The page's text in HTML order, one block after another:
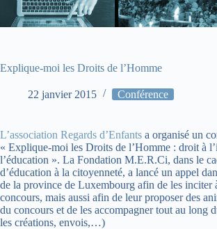
Explique-moi les Droits de l’Homme
22 janvier 2015 Conférence
L’association Regards d’Enfants a organisé un
« Explique-moi les Droits de l’Homme : droit à
l’éducation ». La Fondation M.E.R.Ci, dans le
d’éducation à la citoyenneté, a lancé un appel
de la province de Luxembourg afin de les inciter
concours, mais aussi afin de leur proposer des
du concours et de les accompagner tout au long
les créations, envois,…)